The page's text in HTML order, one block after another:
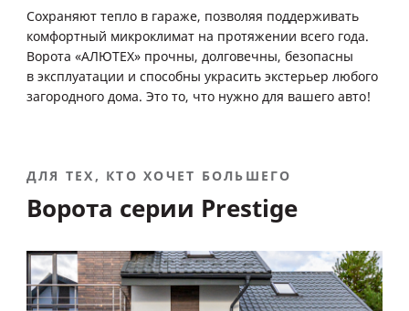
Сохраняют тепло в гараже, позволяя поддерживать
комфортный микроклимат на протяжении всего года.
Ворота «АЛЮТЕХ» прочны, долговечны, безопасны
в эксплуатации и способны украсить экстерьер любого
загородного дома. Это то, что нужно для вашего авто!
ДЛЯ ТЕХ, КТО ХОЧЕТ БОЛЬШЕГО
Ворота серии Prestige